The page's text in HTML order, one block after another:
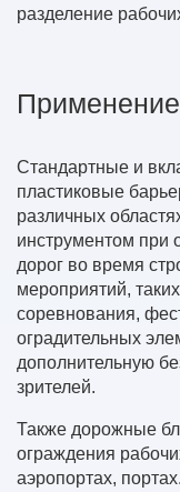
разделение
Стандартные и
пластиковые
различных
инструментом при
дорог во время
мероприятий,
соревнования,
оградительных
дополнительную
зрителей.
Также дорожные
ограждения
аэропортах,